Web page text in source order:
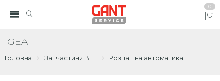
0
IGEA
Головна Запчастини BFT Розпашна автоматика